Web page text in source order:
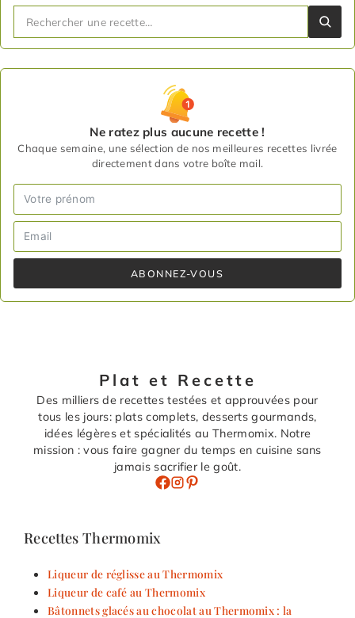
Ne ratez plus aucune recette !
Chaque semaine, une sélection de nos meilleures recettes livrée
directement dans votre boîte mail.
ABONNEZ-VOUS
Plat et Recette
Des milliers de recettes testées et approuvées pour
tous les jours: plats complets, desserts gourmands,
idées légères et spécialités au Thermomix. Notre
mission : vous faire gagner du temps en cuisine sans
jamais sacrifier le goût.
Recettes Thermomix
Liqueur de réglisse au Thermomix
Liqueur de café au Thermomix
Bâtonnets glacés au chocolat au Thermomix : la